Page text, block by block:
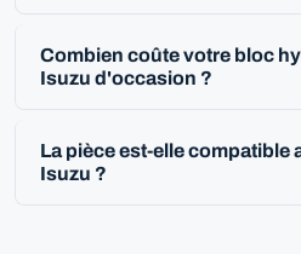
Combien coûte votre bloc
Isuzu d'occasion ?
La pièce est-elle compatible
Isuzu ?